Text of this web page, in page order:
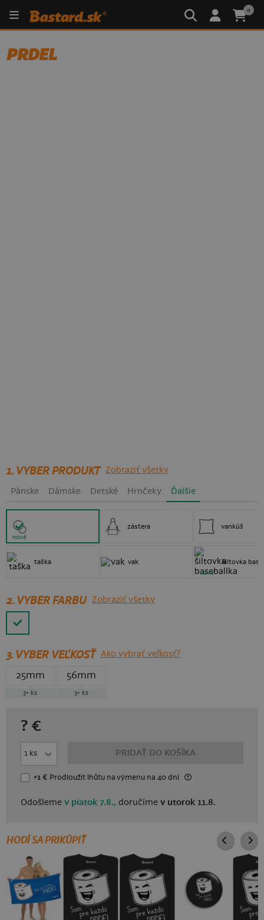
0
PRDEL
1. VYBER PRODUKT Zobraziť všetky
Pánske Dámske Detské Hrnčeky Ďalšie
nové
taška
zástera
vak
vankúš
šiltovka
nové
2. VYBER FARBU Zobraziť všetky
3.VYBER VEĽKOSŤ Ako vybrať veľkosť?
25mm
3+ ks
56mm
3+ ks
? €
PRIDAŤ DO KOŠÍKA
+1 € Prodloužit lhůtuna výmenu na 40 dní
Odošlemev piatok 7.8., doručímev utorok 11.8.
HODÍ SA PRIKÚPIŤ